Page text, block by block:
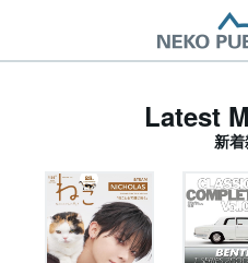
Latest
新